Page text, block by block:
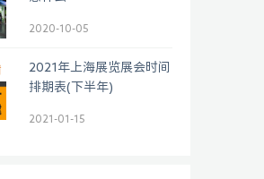
2020-10-05
2021年上海展览展会时间
排期表(下半年)
2021-01-15